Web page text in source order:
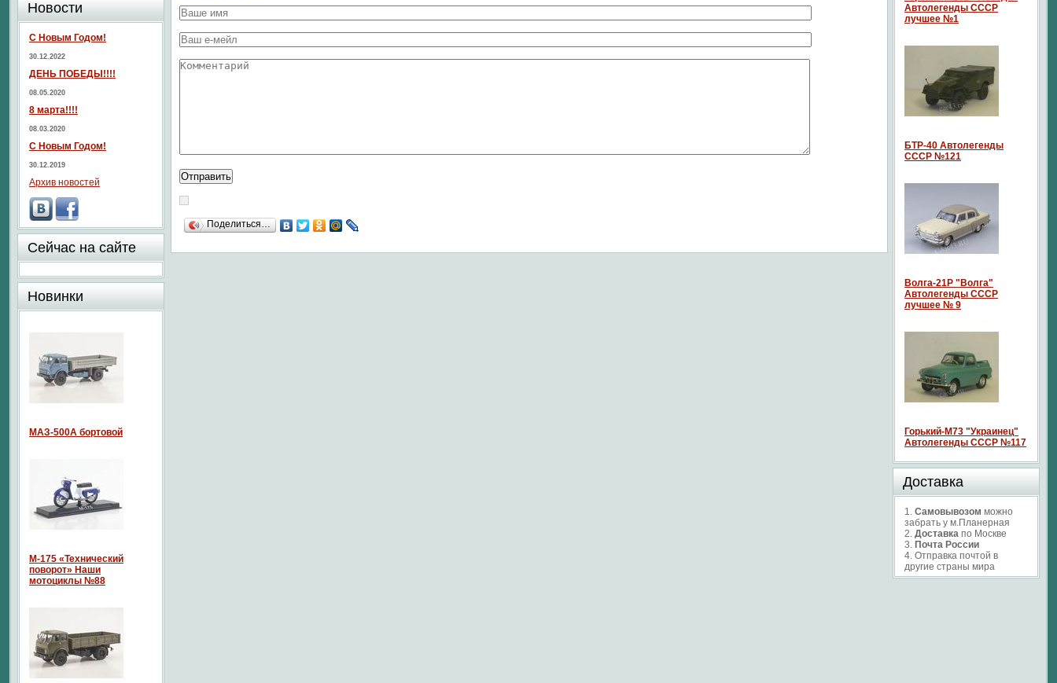
Поделиться…
Новости
С Новым Годом!
30.12.2022
ДЕНЬ ПОБЕДЫ!!!!
08.05.2020
8 марта!!!!
08.03.2020
С Новым Годом!
30.12.2019
Архив новостей
Сейчас на сайте
Новинки
МАЗ-500А бортовой
М-175 «Технический
поворот» Наши
мотоциклы №88
Автолегенды СССР
лучшее №1
БТР-40 Автолегенды
СССР №121
Волга-21P "Волга"
Автолегенды СССР
лучшее № 9
Горький-М73 "Украинец"
Автолегенды СССР №117
Доставка
1. Самовывозом можно
забрать у м.Планерная
2. Доставка по Москве
3. Почта России
4. Отправка почтой в
другие страны мира